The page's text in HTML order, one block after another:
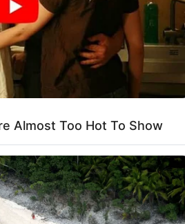
Almost Too Hot To Show